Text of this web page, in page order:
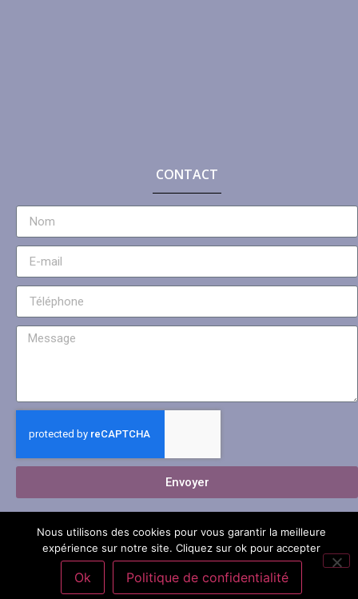
CONTACT
Envoyer
Nous utilisons des cookies pour vous garantir la meilleure
expérience sur notre site. Cliquez sur ok pour accepter
Ok Politique de confidentialité